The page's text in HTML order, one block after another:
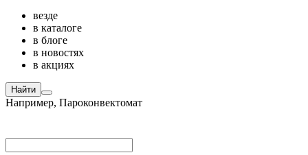
везде
в каталоге
в блоге
в новостях
в акциях
Найти
Например, Пароконвектомат